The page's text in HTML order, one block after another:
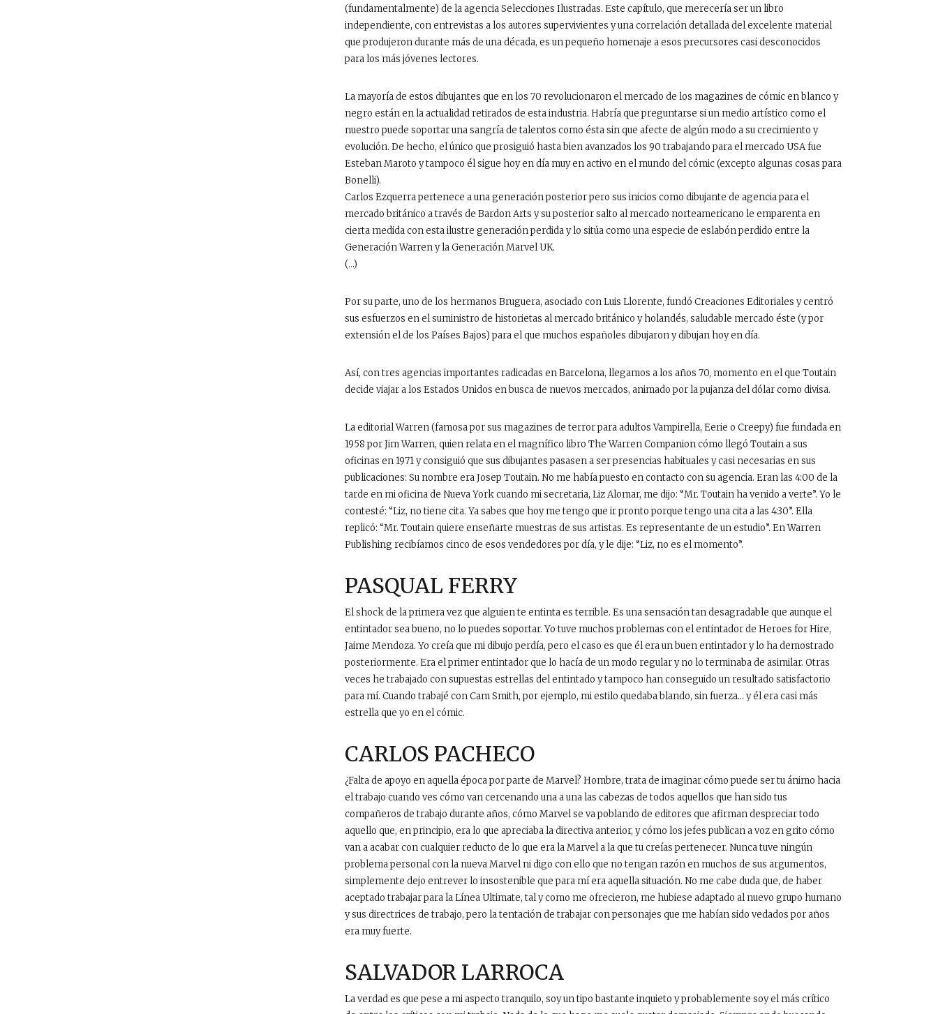
(fundamentalmente) de la agencia Selecciones Ilustradas. Este capítulo, que merecería ser un libro
independiente, con entrevistas a los autores supervivientes y una correlación detallada del excelente material
que produjeron durante más de una década, es un pequeño homenaje a esos precursores casi desconocidos
para los más jóvenes lectores.
La mayoría de estos dibujantes que en los 70 revolucionaron el mercado de los magazines de cómic en blanco y
negro están en la actualidad retirados de esta industria. Habría que preguntarse si un medio artístico como el
nuestro puede soportar una sangría de talentos como ésta sin que afecte de algún modo a su crecimiento y
evolución. De hecho, el único que prosiguió hasta bien avanzados los 90 trabajando para el mercado USA fue
Esteban Maroto y tampoco él sigue hoy en día muy en activo en el mundo del cómic (excepto algunas cosas para
Bonelli).
Carlos Ezquerra pertenece a una generación posterior pero sus inicios como dibujante de agencia para el
mercado británico a través de Bardon Arts y su posterior salto al mercado norteamericano le emparenta en
cierta medida con esta ilustre generación perdida y lo sitúa como una especie de eslabón perdido entre la
Generación Warren y la Generación Marvel UK.
(…)
Por su parte, uno de los hermanos Bruguera, asociado con Luis Llorente, fundó Creaciones Editoriales y centró
sus esfuerzos en el suministro de historietas al mercado británico y holandés, saludable mercado éste (y por
extensión el de los Países Bajos) para el que muchos españoles dibujaron y dibujan hoy en día.
Así, con tres agencias importantes radicadas en Barcelona, llegamos a los años 70, momento en el que Toutain
decide viajar a los Estados Unidos en busca de nuevos mercados, animado por la pujanza del dólar como divisa.
La editorial Warren (famosa por sus magazines de terror para adultos Vampirella, Eerie o Creepy) fue fundada en
1958 por Jim Warren, quien relata en el magnífico libro The Warren Companion cómo llegó Toutain a sus
oficinas en 1971 y consiguió que sus dibujantes pasasen a ser presencias habituales y casi necesarias en sus
publicaciones: Su nombre era Josep Toutain. No me había puesto en contacto con su agencia. Eran las 4:00 de la
tarde en mi oficina de Nueva York cuando mi secretaria, Liz Alomar, me dijo: “Mr. Toutain ha venido a verte”. Yo le
contesté: “Liz, no tiene cita. Ya sabes que hoy me tengo que ir pronto porque tengo una cita a las 4:30”. Ella
replicó: “Mr. Toutain quiere enseñarte muestras de sus artistas. Es representante de un estudio”. En Warren
Publishing recibíamos cinco de esos vendedores por día, y le dije: “Liz, no es el momento”.
PASQUAL FERRY
El shock de la primera vez que alguien te entinta es terrible. Es una sensación tan desagradable que aunque el
entintador sea bueno, no lo puedes soportar. Yo tuve muchos problemas con el entintador de Heroes for Hire,
Jaime Mendoza. Yo creía que mi dibujo perdía, pero el caso es que él era un buen entintador y lo ha demostrado
posteriormente. Era el primer entintador que lo hacía de un modo regular y no lo terminaba de asimilar. Otras
veces he trabajado con supuestas estrellas del entintado y tampoco han conseguido un resultado satisfactorio
para mí. Cuando trabajé con Cam Smith, por ejemplo, mi estilo quedaba blando, sin fuerza… y él era casi más
estrella que yo en el cómic.
CARLOS PACHECO
¿Falta de apoyo en aquella época por parte de Marvel? Hombre, trata de imaginar cómo puede ser tu ánimo hacia
el trabajo cuando ves cómo van cercenando una a una las cabezas de todos aquellos que han sido tus
compañeros de trabajo durante años, cómo Marvel se va poblando de editores que afirman despreciar todo
aquello que, en principio, era lo que apreciaba la directiva anterior, y cómo los jefes publican a voz en grito cómo
van a acabar con cualquier reducto de lo que era la Marvel a la que tu creías pertenecer. Nunca tuve ningún
problema personal con la nueva Marvel ni digo con ello que no tengan razón en muchos de sus argumentos,
simplemente dejo entrever lo insostenible que para mí era aquella situación. No me cabe duda que, de haber
aceptado trabajar para la Línea Ultimate, tal y como me ofrecieron, me hubiese adaptado al nuevo grupo humano
y sus directrices de trabajo, pero la tentación de trabajar con personajes que me habían sido vedados por años
era muy fuerte.
SALVADOR LARROCA
La verdad es que pese a mi aspecto tranquilo, soy un tipo bastante inquieto y probablemente soy el más crítico